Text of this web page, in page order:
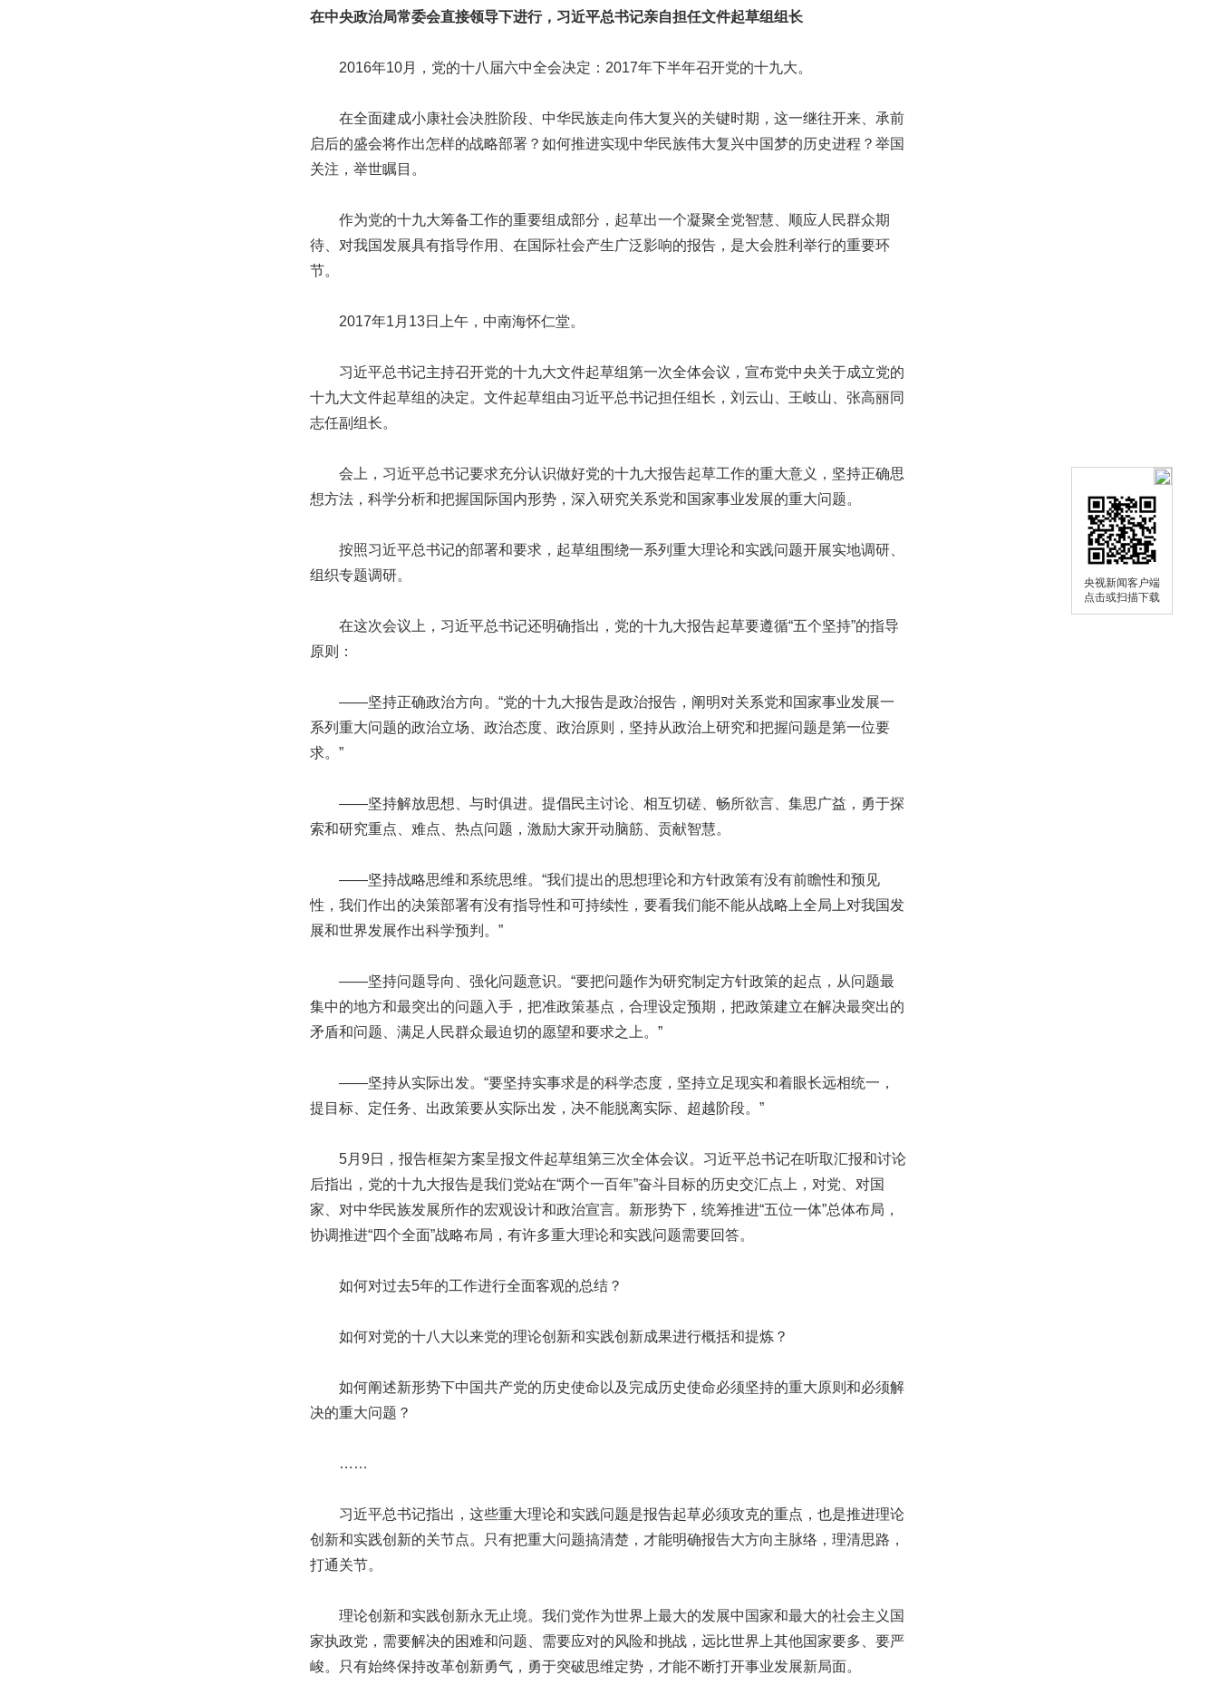
央视新闻客户端
点击或扫描下载
在中央政治局常委会直接领导下进行，习近平总书记亲自担任文件起草组组长
2016年10月，党的十八届六中全会决定：2017年下半年召开党的十九大。
在全面建成小康社会决胜阶段、中华民族走向伟大复兴的关键时期，这一继往开来、承前
启后的盛会将作出怎样的战略部署？如何推进实现中华民族伟大复兴中国梦的历史进程？举国
关注，举世瞩目。
作为党的十九大筹备工作的重要组成部分，起草出一个凝聚全党智慧、顺应人民群众期
待、对我国发展具有指导作用、在国际社会产生广泛影响的报告，是大会胜利举行的重要环
节。
2017年1月13日上午，中南海怀仁堂。
习近平总书记主持召开党的十九大文件起草组第一次全体会议，宣布党中央关于成立党的
十九大文件起草组的决定。文件起草组由习近平总书记担任组长，刘云山、王岐山、张高丽同
志任副组长。
会上，习近平总书记要求充分认识做好党的十九大报告起草工作的重大意义，坚持正确思
想方法，科学分析和把握国际国内形势，深入研究关系党和国家事业发展的重大问题。
按照习近平总书记的部署和要求，起草组围绕一系列重大理论和实践问题开展实地调研、
组织专题调研。
在这次会议上，习近平总书记还明确指出，党的十九大报告起草要遵循“五个坚持”的指导
原则：
——坚持正确政治方向。“党的十九大报告是政治报告，阐明对关系党和国家事业发展一
系列重大问题的政治立场、政治态度、政治原则，坚持从政治上研究和把握问题是第一位要
求。”
——坚持解放思想、与时俱进。提倡民主讨论、相互切磋、畅所欲言、集思广益，勇于探
索和研究重点、难点、热点问题，激励大家开动脑筋、贡献智慧。
——坚持战略思维和系统思维。“我们提出的思想理论和方针政策有没有前瞻性和预见
性，我们作出的决策部署有没有指导性和可持续性，要看我们能不能从战略上全局上对我国发
展和世界发展作出科学预判。”
——坚持问题导向、强化问题意识。“要把问题作为研究制定方针政策的起点，从问题最
集中的地方和最突出的问题入手，把准政策基点，合理设定预期，把政策建立在解决最突出的
矛盾和问题、满足人民群众最迫切的愿望和要求之上。”
——坚持从实际出发。“要坚持实事求是的科学态度，坚持立足现实和着眼长远相统一，
提目标、定任务、出政策要从实际出发，决不能脱离实际、超越阶段。”
5月9日，报告框架方案呈报文件起草组第三次全体会议。习近平总书记在听取汇报和讨论
后指出，党的十九大报告是我们党站在“两个一百年”奋斗目标的历史交汇点上，对党、对国
家、对中华民族发展所作的宏观设计和政治宣言。新形势下，统筹推进“五位一体”总体布局，
协调推进“四个全面”战略布局，有许多重大理论和实践问题需要回答。
如何对过去5年的工作进行全面客观的总结？
如何对党的十八大以来党的理论创新和实践创新成果进行概括和提炼？
如何阐述新形势下中国共产党的历史使命以及完成历史使命必须坚持的重大原则和必须解
决的重大问题？
……
习近平总书记指出，这些重大理论和实践问题是报告起草必须攻克的重点，也是推进理论
创新和实践创新的关节点。只有把重大问题搞清楚，才能明确报告大方向主脉络，理清思路，
打通关节。
理论创新和实践创新永无止境。我们党作为世界上最大的发展中国家和最大的社会主义国
家执政党，需要解决的困难和问题、需要应对的风险和挑战，远比世界上其他国家要多、要严
峻。只有始终保持改革创新勇气，勇于突破思维定势，才能不断打开事业发展新局面。